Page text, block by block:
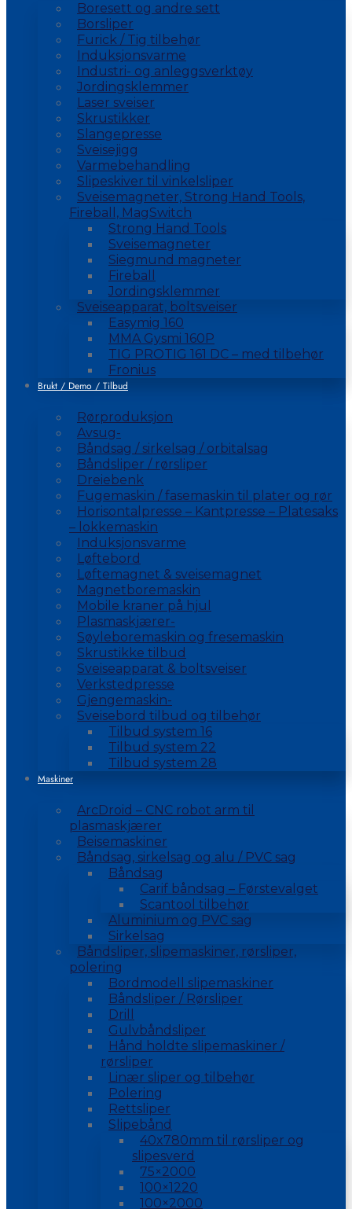
Boresett og andre sett
Borsliper
Furick / Tig tilbehør
Induksjonsvarme
Industri- og anleggsverktøy
Jordingsklemmer
Laser sveiser
Skrustikker
Slangepresse
Sveisejigg
Varmebehandling
Slipeskiver til vinkelsliper
Sveisemagneter, Strong Hand Tools,
Fireball, MagSwitch
Strong Hand Tools
Sveisemagneter
Siegmund magneter
Fireball
Jordingsklemmer
Sveiseapparat, boltsveiser
Easymig 160
MMA Gysmi 160P
TIG PROTIG 161 DC – med tilbehør
Fronius
Brukt / Demo / Tilbud
Rørproduksjon
Avsug-
Båndsag / sirkelsag / orbitalsag
Båndsliper / rørsliper
Dreiebenk
Fugemaskin / fasemaskin til plater og rør
Horisontalpresse – Kantpresse – Platesaks
– lokkemaskin
Induksjonsvarme
Løftebord
Løftemagnet & sveisemagnet
Magnetboremaskin
Mobile kraner på hjul
Plasmaskjærer-
Søyleboremaskin og fresemaskin
Skrustikke tilbud
Sveiseapparat & boltsveiser
Verkstedpresse
Gjengemaskin-
Sveisebord tilbud og tilbehør
Tilbud system 16
Tilbud system 22
Tilbud system 28
Maskiner
ArcDroid – CNC robot arm til
plasmaskjærer
Beisemaskiner
Båndsag, sirkelsag og alu / PVC sag
Båndsag
Carif båndsag – Førstevalget
Scantool tilbehør
Aluminium og PVC sag
Sirkelsag
Båndsliper, slipemaskiner, rørsliper,
polering
Bordmodell slipemaskiner
Båndsliper / Rørsliper
Drill
Gulvbåndsliper
Hånd holdte slipemaskiner /
rørsliper
Linær sliper og tilbehør
Polering
Rettsliper
Slipebånd
40x780mm til rørsliper og
slipesverd
75×2000
100×1220
100×2000